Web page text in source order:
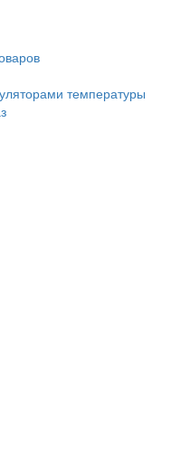
температуры